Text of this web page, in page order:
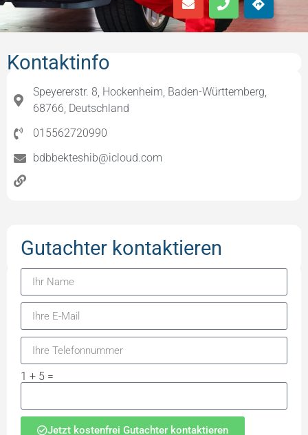
Kontaktinfo
Speyererstr. 8, Hockenheim, Baden-Württemberg,
68766, Deutschland
015562720990
bdbbekteshib@icloud.com
Gutachter kontaktieren
1 + 5 =
Jetzt kostenfrei Gutachter kontaktieren